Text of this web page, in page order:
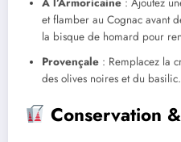
et flamber au Cognac avant
la bisque de homard pour
Provençale : Remplacez la
des olives noires et du
Conservation